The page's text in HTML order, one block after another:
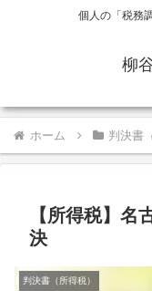
個人の「税務
柳
ホーム 判決書
【所得税】名
決
判決書（所得税）